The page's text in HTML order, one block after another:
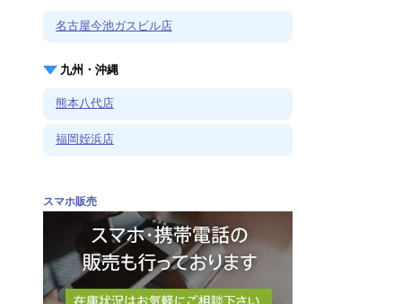
名古屋今池ガスビル店
九州・沖縄
熊本八代店
福岡姪浜店
スマホ販売